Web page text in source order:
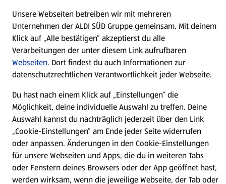
Presse
Hilfe & Kontakt
(öffnet in einem neuen Tab)
Unternehmen
Folge uns hier:
Jetzt die ALDI SÜD App downloaden
Unsere Webseiten betreiben wir mit mehreren
Unternehmen der ALDI SÜD Gruppe gemeinsam. Mit deinem
Klick auf „Alle bestätigen“ akzeptierst du alle
Verarbeitungen der unter diesem Link aufrufbaren
Webseiten. Dort findest du auch Informationen zur
datenschutzrechtlichen Verantwortlichkeit jeder Webseite.
Du hast nach einem Klick auf „Einstellungen“ die
Möglichkeit, deine individuelle Auswahl zu treffen. Deine
Auswahl kannst du nachträglich jederzeit über den Link
„Cookie-Einstellungen“ am Ende jeder Seite widerrufen
oder anpassen. Änderungen in den Cookie-Einstellungen
für unsere Webseiten und Apps, die du in weiteren Tabs
oder Fenstern deines Browsers oder der App geöffnet hast,
werden wirksam, wenn die jeweilige Webseite, der Tab oder